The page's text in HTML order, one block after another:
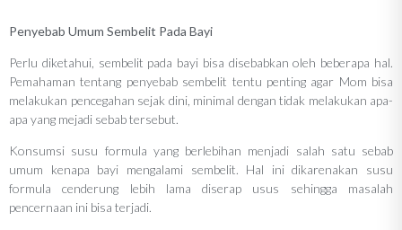
Penyebab Umum Sembelit Pada Bayi
Perlu diketahui, sembelit pada bayi bisa disebabkan oleh beberapa hal.
Pemahaman tentang penyebab sembelit tentu penting agar Mom bisa
melakukan pencegahan sejak dini, minimal dengan tidak melakukan apa-
apa yang mejadi sebab tersebut.
Konsumsi susu formula yang berlebihan menjadi salah satu sebab
umum kenapa bayi mengalami sembelit. Hal ini dikarenakan susu
formula cenderung lebih lama diserap usus sehingga masalah
pencernaan ini bisa terjadi.